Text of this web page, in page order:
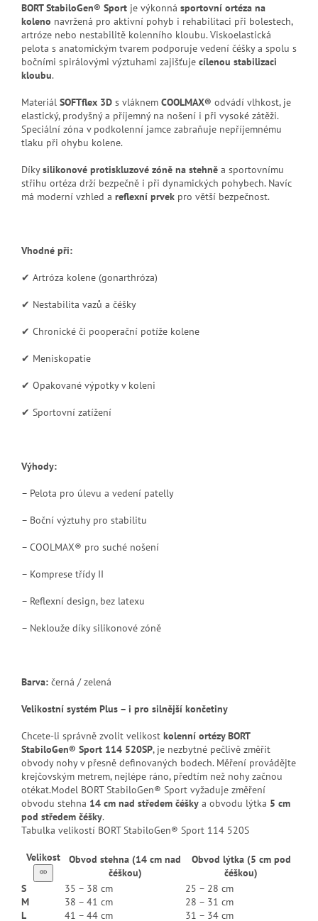
BORT StabiloGen® Sport je výkonná sportovní ortéza na
koleno navržená pro aktivní pohyb i rehabilitaci při bolestech,
artróze nebo nestabilitě kolenního kloubu. Viskoelastická
pelota s anatomickým tvarem podporuje vedení čéšky a spolu s
bočními spirálovými výztuhami zajišťuje cílenou stabilizaci
kloubu.
Materiál SOFTflex 3D s vláknem COOLMAX® odvádí vlhkost, je
elastický, prodyšný a příjemný na nošení i při vysoké zátěži.
Speciální zóna v podkolenní jamce zabraňuje nepříjemnému
tlaku při ohybu kolene.
Díkysilikonové protiskluzové zóně na stehně a sportovnímu
střihu ortéza drží bezpečně i při dynamických pohybech. Navíc
má moderní vzhled a reflexní prvek pro větší bezpečnost.
Vhodné při:
✔ Artróza kolene (gonarthróza)
✔ Nestabilita vazů a čéšky
✔ Chronické či pooperační potíže kolene
✔ Meniskopatie
✔ Opakované výpotky v koleni
✔ Sportovní zatížení
Výhody:
– Pelota pro úlevu a vedení patelly
– Boční výztuhy pro stabilitu
– COOLMAX® pro suché nošení
– Komprese třídy II
– Reflexní design, bez latexu
– Neklouže díky silikonové zóně
Barva: černá / zelená
Velikostní systém Plus – i pro silnější končetiny
Chcete-li správně zvolit velikost kolenní ortézy BORT
StabiloGen® Sport 114 520SP, je nezbytné pečlivě změřit
obvody nohy v přesně definovaných bodech. Měření provádějte
krejčovským metrem, nejlépe ráno, předtím než nohy začnou
otékat.Model BORT StabiloGen® Sport vyžaduje změření
obvodu stehna 14 cm nad středem čéšky a obvodu lýtka 5 cm
pod středem čéšky.
Tabulka velikostí BORT StabiloGen® Sport 114 520S
Velikost
Obvod stehna (14 cm nad
čéškou)
Obvod lýtka (5 cm pod
čéškou)
S
35 – 38 cm
25 – 28 cm
M
38 – 41 cm
28 – 31 cm
L
41 – 44 cm 31 – 34 cm